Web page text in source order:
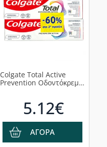
Colgate Total Active
Prevention Οδοντόκρεμα,
5.12€
ΑΓΟΡΑ